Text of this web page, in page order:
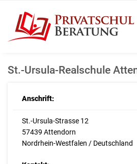
St.-Ursula-Realschule
Anschrift:
St.-Ursula-Strasse 12
57439 Attendorn
Nordrhein-Westfalen / Deutschland